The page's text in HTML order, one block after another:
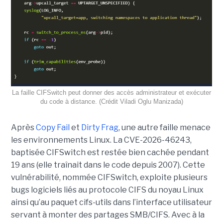
La faille CIFSwitch peut donner des accès administrateur et exécuter
du code à distance. (Crédit Viladi Oglu Manizada)
AprèsCopy Fail et Dirty Frag, une autre faille menace
les environnements Linux. La CVE-2026-46243,
baptisée CIFSwitch est restée bien cachée pendant
19 ans (elle traînait dans le code depuis 2007). Cette
vulnérabilité, nommée CIFSwitch, exploite plusieurs
bugs logiciels liés au protocole CIFS du noyau Linux
ainsi qu’au paquet cifs-utils dans l’interface utilisateur
servant à monter des partages SMB/CIFS. Avec à la